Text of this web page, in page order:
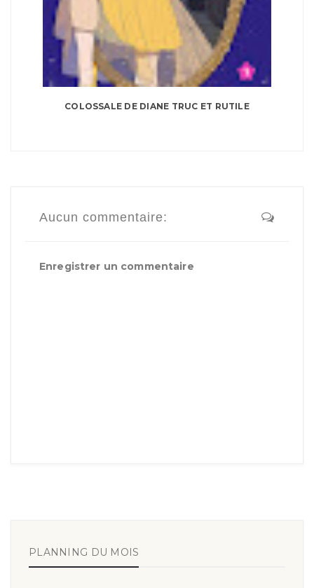
COLOSSALE DE DIANE TRUC ET RUTILE
Aucun commentaire:
Enregistrer un commentaire
PLANNING DU MOIS